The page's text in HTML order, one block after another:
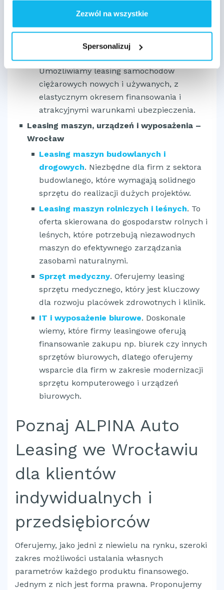
Zezwól na wszystkie
Spersonalizuj
finansowych w naszej ofercie.
Leasing samochodu ciężarowego
Finansowanie to obejmuje ciężarówki i
autobusy, środki lokomocji niezbędne dla
firm logistycznych i transportowych.
Umożliwiamy leasing samochodów
ciężarowych nowych i używanych, z
elastycznym okresem finansowania i
atrakcyjnymi warunkami ubezpieczenia.
Leasing maszyn, urządzeń i wyposażenia –
Wrocław
Leasing maszyn budowlanych i
drogowych. Niezbędne dla firm z sektora
budowlanego, które wymagają solidnego
sprzętu do realizacji dużych projektów.
Leasing maszyn rolniczych i leśnych. To
oferta skierowana do gospodarstw rolnych i
leśnych, które potrzebują niezawodnych
maszyn do efektywnego zarządzania
zasobami naturalnymi.
Sprzęt medyczny. Oferujemy leasing
sprzętu medycznego, który jest kluczowy
dla rozwoju placówek zdrowotnych i klinik.
IT i wyposażenie biurowe. Doskonale
wiemy, które firmy leasingowe oferują
finansowanie zakupu np. biurek czy innych
sprzętów biurowych, dlatego oferujemy
wsparcie dla firm w zakresie modernizacji
sprzętu komputerowego i urządzeń
biurowych.
Poznaj ALPINA Auto
Leasing we Wrocławiu
dla klientów
indywidualnych i
przedsiębiorców
Oferujemy, jako jedni z niewielu na rynku, szeroki
zakres możliwości ustalania własnych
parametrów każdego produktu finansowego.
Jednym z nich jest forma prawna. Proponujemy